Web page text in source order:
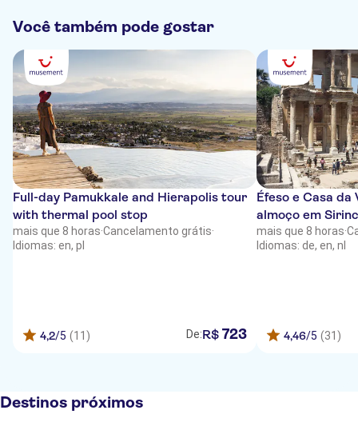
Você também pode gostar
Full-day Pamukkale and Hierapolis tour
with thermal pool stop
mais que 8 horas·Cancelamento grátis·
Idiomas: en, pl
4,2/5 (11) De:R$ 723
Éfeso e Casa
almoço em
mais que 8 horas·
Idiomas: de, en, nl
4,46/5 (31)
Destinos próximos